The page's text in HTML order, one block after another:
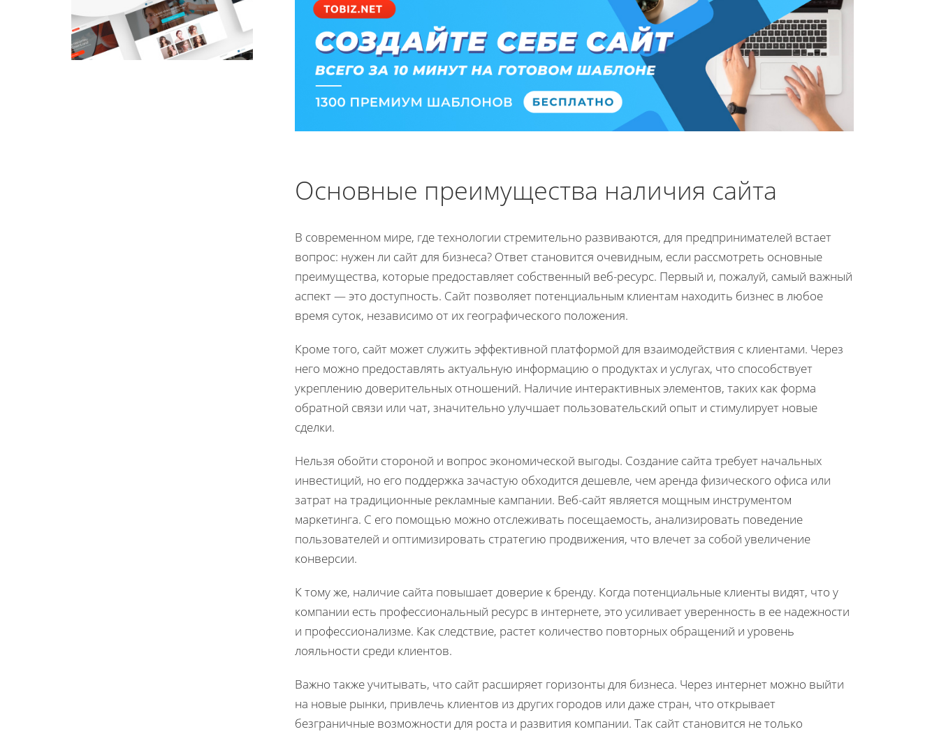
Основные преимущества наличия сайта
В современном мире, где технологии стремительно развиваются, для предпринимателей встает
вопрос: нужен ли сайт для бизнеса? Ответ становится очевидным, если рассмотреть основные
преимущества, которые предоставляет собственный веб-ресурс. Первый и, пожалуй, самый важный
аспект — это доступность. Сайт позволяет потенциальным клиентам находить бизнес в любое
время суток, независимо от их географического положения.
Кроме того, сайт может служить эффективной платформой для взаимодействия с клиентами. Через
него можно предоставлять актуальную информацию о продуктах и услугах, что способствует
укреплению доверительных отношений. Наличие интерактивных элементов, таких как форма
обратной связи или чат, значительно улучшает пользовательский опыт и стимулирует новые
сделки.
Нельзя обойти стороной и вопрос экономической выгоды. Создание сайта требует начальных
инвестиций, но его поддержка зачастую обходится дешевле, чем аренда физического офиса или
затрат на традиционные рекламные кампании. Веб-сайт является мощным инструментом
маркетинга. С его помощью можно отслеживать посещаемость, анализировать поведение
пользователей и оптимизировать стратегию продвижения, что влечет за собой увеличение
конверсии.
К тому же, наличие сайта повышает доверие к бренду. Когда потенциальные клиенты видят, что у
компании есть профессиональный ресурс в интернете, это усиливает уверенность в ее надежности
и профессионализме. Как следствие, растет количество повторных обращений и уровень
лояльности среди клиентов.
Важно также учитывать, что сайт расширяет горизонты для бизнеса. Через интернет можно выйти
на новые рынки, привлечь клиентов из других городов или даже стран, что открывает
безграничные возможности для роста и развития компании. Так сайт становится не только